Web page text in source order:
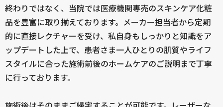
終わりではなく、当院では医療機関専売のスキンケア化粧
品を豊富に取り揃えております。メーカー担当者から定期
的に直接レクチャーを受け、私自身もしっかりと知識をア
ップデートした上で、患者さま一人ひとりの肌質やライフ
スタイルに合った施術前後のホームケアのご説明まで丁寧
に行っております。